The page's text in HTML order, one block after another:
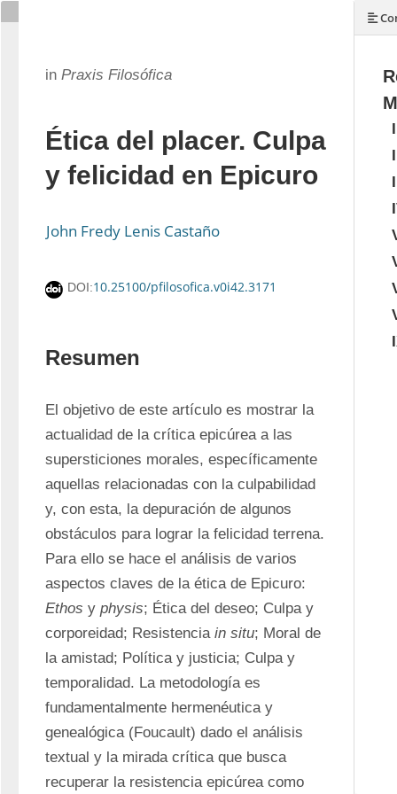
in Praxis Filosófica
Ética del placer. Culpa
y felicidad en Epicuro
John Fredy Lenis Castaño
DOI:10.25100/pfilosofica.v0i42.3171
Resumen
El objetivo de este artículo es mostrar la
actualidad de la crítica epicúrea a las
supersticiones morales, específicamente
aquellas relacionadas con la culpabilidad
y, con esta, la depuración de algunos
obstáculos para lograr la felicidad terrena.
Para ello se hace el análisis de varios
Ethos y physis; Ética del deseo; Culpa y
corporeidad; Resistencia in situ; Moral de
la amistad; Política y justicia; Culpa y
temporalidad. La metodología es
fundamentalmente hermenéutica y
genealógica (Foucault) dado el análisis
textual y la mirada crítica que busca
recuperar la resistencia epicúrea como